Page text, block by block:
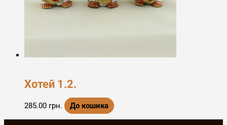
Хотей 1.2.
285.00 грн. До кошика